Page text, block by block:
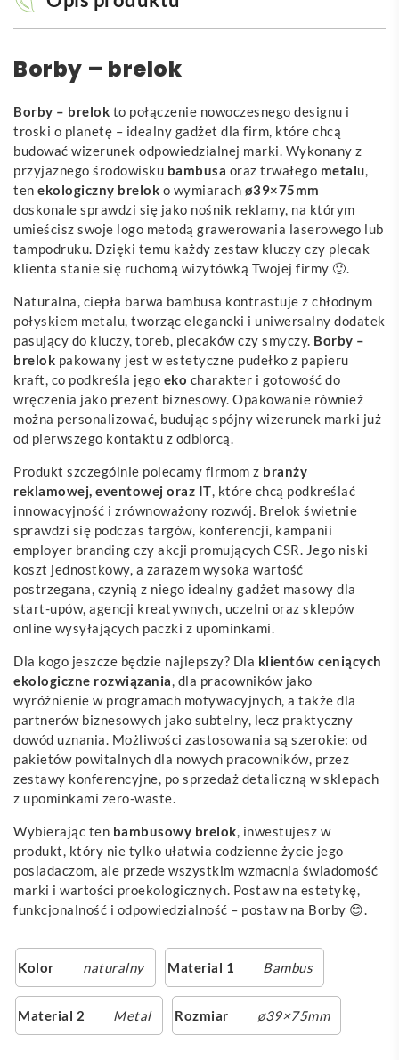
Borby – brelok
Borby – brelok to połączenie nowoczesnego designu i
troski o planetę – idealny gadżet dla firm, które chcą
budować wizerunek odpowiedzialnej marki. Wykonany z
przyjaznego środowisku bambusa oraz trwałego metalu,
ten ekologiczny brelok o wymiarach ø39×75mm
doskonale sprawdzi się jako nośnik reklamy, na którym
umieścisz swoje logo metodą grawerowania laserowego lub
tampodruku. Dzięki temu każdy zestaw kluczy czy plecak
klienta stanie się ruchomą wizytówką Twojej firmy 🙂.
Naturalna, ciepła barwa bambusa kontrastuje z chłodnym
połyskiem metalu, tworząc elegancki i uniwersalny dodatek
pasujący do kluczy, toreb, plecaków czy smyczy. Borby –
brelok pakowany jest w estetyczne pudełko z papieru
kraft, co podkreśla jego eko charakter i gotowość do
wręczenia jako prezent biznesowy. Opakowanie również
można personalizować, budując spójny wizerunek marki już
od pierwszego kontaktu z odbiorcą.
Produkt szczególnie polecamy firmom z branży
reklamowej, eventowej oraz IT, które chcą podkreślać
innowacyjność i zrównoważony rozwój. Brelok świetnie
sprawdzi się podczas targów, konferencji, kampanii
employer branding czy akcji promujących CSR. Jego niski
koszt jednostkowy, a zarazem wysoka wartość
postrzegana, czynią z niego idealny gadżet masowy dla
start-upów, agencji kreatywnych, uczelni oraz sklepów
online wysyłających paczki z upominkami.
Dla kogo jeszcze będzie najlepszy? Dla klientów ceniących
ekologiczne rozwiązania, dla pracowników jako
wyróżnienie w programach motywacyjnych, a także dla
partnerów biznesowych jako subtelny, lecz praktyczny
dowód uznania. Możliwości zastosowania są szerokie: od
pakietów powitalnych dla nowych pracowników, przez
zestawy konferencyjne, po sprzedaż detaliczną w sklepach
z upominkami zero-waste.
Wybierając ten bambusowy brelok, inwestujesz w
produkt, który nie tylko ułatwia codzienne życie jego
posiadaczom, ale przede wszystkim wzmacnia świadomość
marki i wartości proekologicznych. Postaw na estetykę,
funkcjonalność i odpowiedzialność – postaw na Borby 😊.
Kolor naturalny Material 1 Bambus
Material 2 Metal Rozmiar ø39×75mm